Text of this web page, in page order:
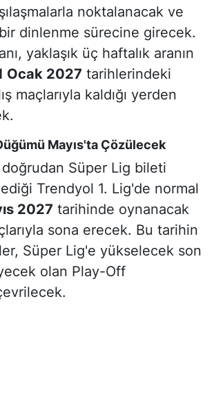
noktalanacak ve
bir dinlenme sürecine girecek.
yaklaşık üç haftalık aranın
Ocak 2027 tarihlerindeki
maçlarıyla kaldığı yerden
Mayıs'ta Çözülecek
Süper Lig bileti
Trendyol 1. Lig'de normal
2027 tarihinde oynanacak
sona erecek. Bu tarihin
Süper Lig'e yükselecek son
olan Play-Off